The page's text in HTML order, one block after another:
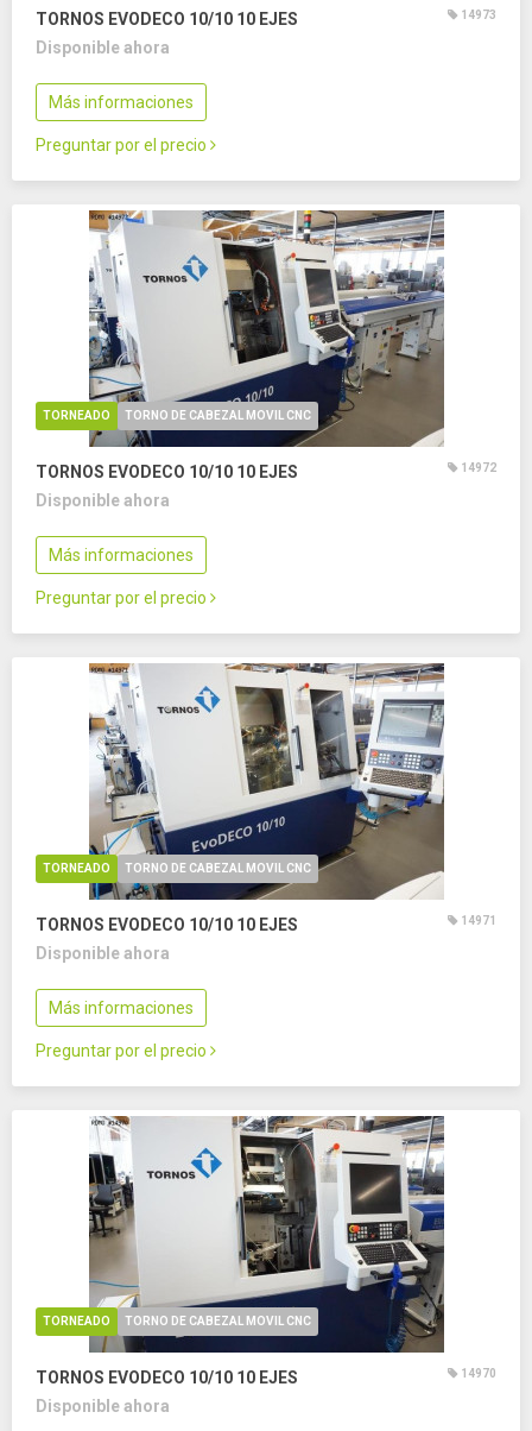
TORNOS EVODECO 10/10 10 EJES 14973
Disponible ahora
Más informaciones
Preguntar por el precio
TORNEADO TORNO DE CABEZAL MOVIL CNC
TORNOS EVODECO 10/10 10 EJES 14972
Disponible ahora
Más informaciones
Preguntar por el precio
TORNEADO TORNO DE CABEZAL MOVIL CNC
TORNOS EVODECO 10/10 10 EJES 14971
Disponible ahora
Más informaciones
Preguntar por el precio
TORNEADO TORNO DE CABEZAL MOVIL CNC
TORNOS EVODECO 10/10 10 EJES 14970
Disponible ahora